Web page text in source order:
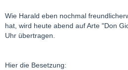
Wie Harald eben nochmal
hat, wird heute abend auf Arte "Don
Uhr übertragen.
Hier die Besetzung: